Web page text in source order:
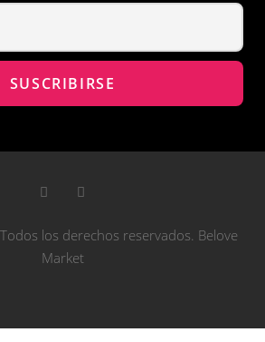
los derechos reservados. Belove
Market